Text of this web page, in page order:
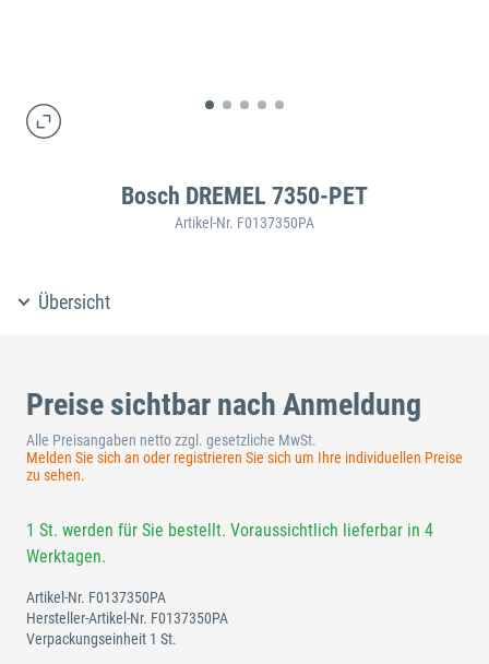
Bosch DREMEL 7350-PET
Artikel-Nr. F0137350PA
Übersicht
Preise sichtbar nach Anmeldung
Alle Preisangaben netto zzgl. gesetzliche MwSt.
Melden Sie sich an oder registrieren Sie sich um Ihre individuellen Preise
zu sehen.
1 St. werden für Sie bestellt. Voraussichtlich lieferbar in 4
Werktagen.
Artikel-Nr. F0137350PA
Hersteller-Artikel-Nr. F0137350PA
Verpackungseinheit 1 St.